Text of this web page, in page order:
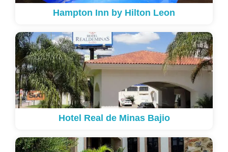
Hampton Inn by Hilton Leon
Hotel Real de Minas Bajio